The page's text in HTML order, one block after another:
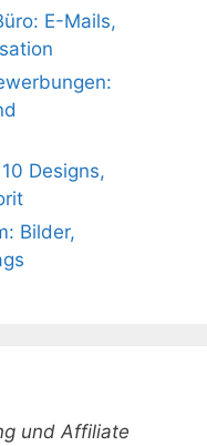
E-Mails,
Designs,
Bilder,
und Affiliate